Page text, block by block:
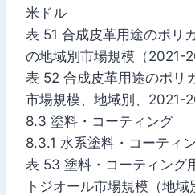
米ドル
表 51 合成皮革用途のポリ
の地域別市場規模（2021-
表 52 合成皮革用途のポリ
市場規模、地域別、2021-
8.3 塗料・コーティング
8.3.1 水系塗料・コーティ
表 53 塗料・コーティング
トジオール市場規模（地